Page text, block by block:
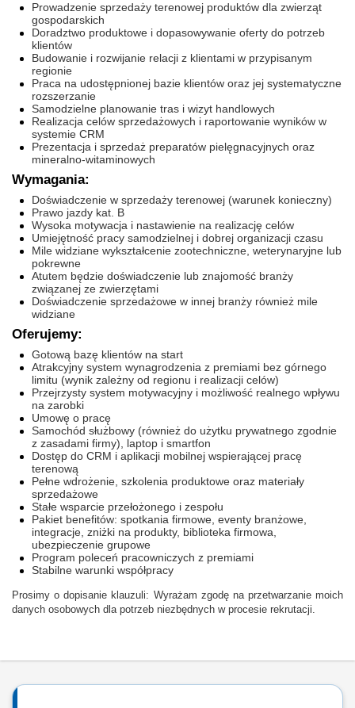
Prowadzenie sprzedaży terenowej produktów dla zwierząt
gospodarskich
Doradztwo produktowe i dopasowywanie oferty do potrzeb
klientów
Budowanie i rozwijanie relacji z klientami w przypisanym
regionie
Praca na udostępnionej bazie klientów oraz jej systematyczne
rozszerzanie
Samodzielne planowanie tras i wizyt handlowych
Realizacja celów sprzedażowych i raportowanie wyników w
systemie CRM
Prezentacja i sprzedaż preparatów pielęgnacyjnych oraz
mineralno-witaminowych
Wymagania:
Doświadczenie w sprzedaży terenowej (warunek konieczny)
Prawo jazdy kat. B
Wysoka motywacja i nastawienie na realizację celów
Umiejętność pracy samodzielnej i dobrej organizacji czasu
Mile widziane wykształcenie zootechniczne, weterynaryjne lub
pokrewne
Atutem będzie doświadczenie lub znajomość branży
związanej ze zwierzętami
Doświadczenie sprzedażowe w innej branży również mile
widziane
Oferujemy:
Gotową bazę klientów na start
Atrakcyjny system wynagrodzenia z premiami bez górnego
limitu (wynik zależny od regionu i realizacji celów)
Przejrzysty system motywacyjny i możliwość realnego wpływu
na zarobki
Umowę o pracę
Samochód służbowy (również do użytku prywatnego zgodnie
z zasadami firmy), laptop i smartfon
Dostęp do CRM i aplikacji mobilnej wspierającej pracę
terenową
Pełne wdrożenie, szkolenia produktowe oraz materiały
sprzedażowe
Stałe wsparcie przełożonego i zespołu
Pakiet benefitów: spotkania firmowe, eventy branżowe,
integracje, zniżki na produkty, biblioteka firmowa,
ubezpieczenie grupowe
Program poleceń pracowniczych z premiami
Stabilne warunki współpracy
Prosimy o dopisanie klauzuli: Wyrażam zgodę na przetwarzanie moich
danych osobowych dla potrzeb niezbędnych w procesie rekrutacji.